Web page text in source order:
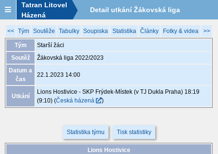
Tatran Litovel
Házená
Detail utkání Žákovská liga
2022/2023, XGB057, 22.1. 14:00
<< Tým Soutěže Tabulky Soupiska Statistika Články Fotky & videa >>
Tým
Starší žáci
Soutěž
Žákovská liga 2022/2023
Datum a
čas
22.1.2023 14:00
Utkání
Lions Hostivice - SKP Frýdek-Místek (v TJ Dukla Praha) 18:19
(9:10)(Česká házená )
Statistika týmu Tisk statistiky
Lions Hostivice